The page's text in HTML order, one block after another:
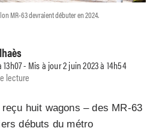
MR-63 devraient débuter en 2024.
13h07 - Mis à jour 2 juin 2023 à 14h54
lecture
huit wagons – des MR-63
débuts du métro